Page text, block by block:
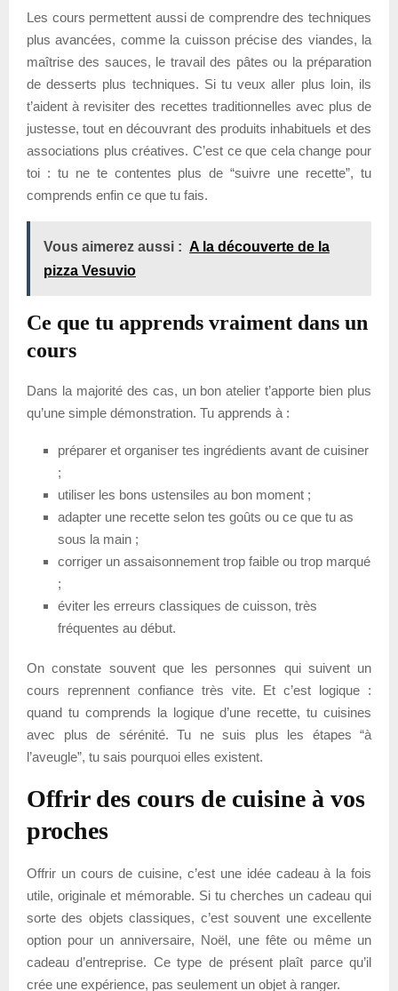
Les cours permettent aussi de comprendre des techniques
plus avancées, comme la cuisson précise des viandes, la
maîtrise des sauces, le travail des pâtes ou la préparation
de desserts plus techniques. Si tu veux aller plus loin, ils
t’aident à revisiter des recettes traditionnelles avec plus de
justesse, tout en découvrant des produits inhabituels et des
associations plus créatives. C’est ce que cela change pour
toi : tu ne te contentes plus de “suivre une recette”, tu
comprends enfin ce que tu fais.
Vous aimerez aussi : A la découverte de la
pizza Vesuvio
Ce que tu apprends vraiment dans un
cours
Dans la majorité des cas, un bon atelier t’apporte bien plus
qu’une simple démonstration. Tu apprends à :
préparer et organiser tes ingrédients avant de cuisiner
;
utiliser les bons ustensiles au bon moment ;
adapter une recette selon tes goûts ou ce que tu as
sous la main ;
corriger un assaisonnement trop faible ou trop marqué
;
éviter les erreurs classiques de cuisson, très
fréquentes au début.
On constate souvent que les personnes qui suivent un
cours reprennent confiance très vite. Et c’est logique :
quand tu comprends la logique d’une recette, tu cuisines
avec plus de sérénité. Tu ne suis plus les étapes “à
l’aveugle”, tu sais pourquoi elles existent.
Offrir des cours de cuisine à vos
proches
Offrir un cours de cuisine, c’est une idée cadeau à la fois
utile, originale et mémorable. Si tu cherches un cadeau qui
sorte des objets classiques, c’est souvent une excellente
option pour un anniversaire, Noël, une fête ou même un
cadeau d’entreprise. Ce type de présent plaît parce qu’il
crée une expérience, pas seulement un objet à ranger.